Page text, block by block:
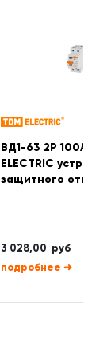
ВД1-63 2Р 100А
ELECTRIC
защитного
3 028,00 руб
➜